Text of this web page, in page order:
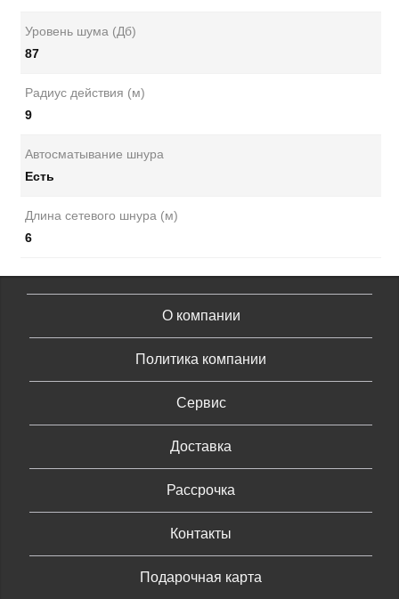
Уровень шума (Дб)
87
Радиус действия (м)
9
Автосматывание шнура
Есть
Длина сетевого шнура (м)
6
О компании
Политика компании
Сервис
Доставка
Рассрочка
Контакты
Подарочная карта